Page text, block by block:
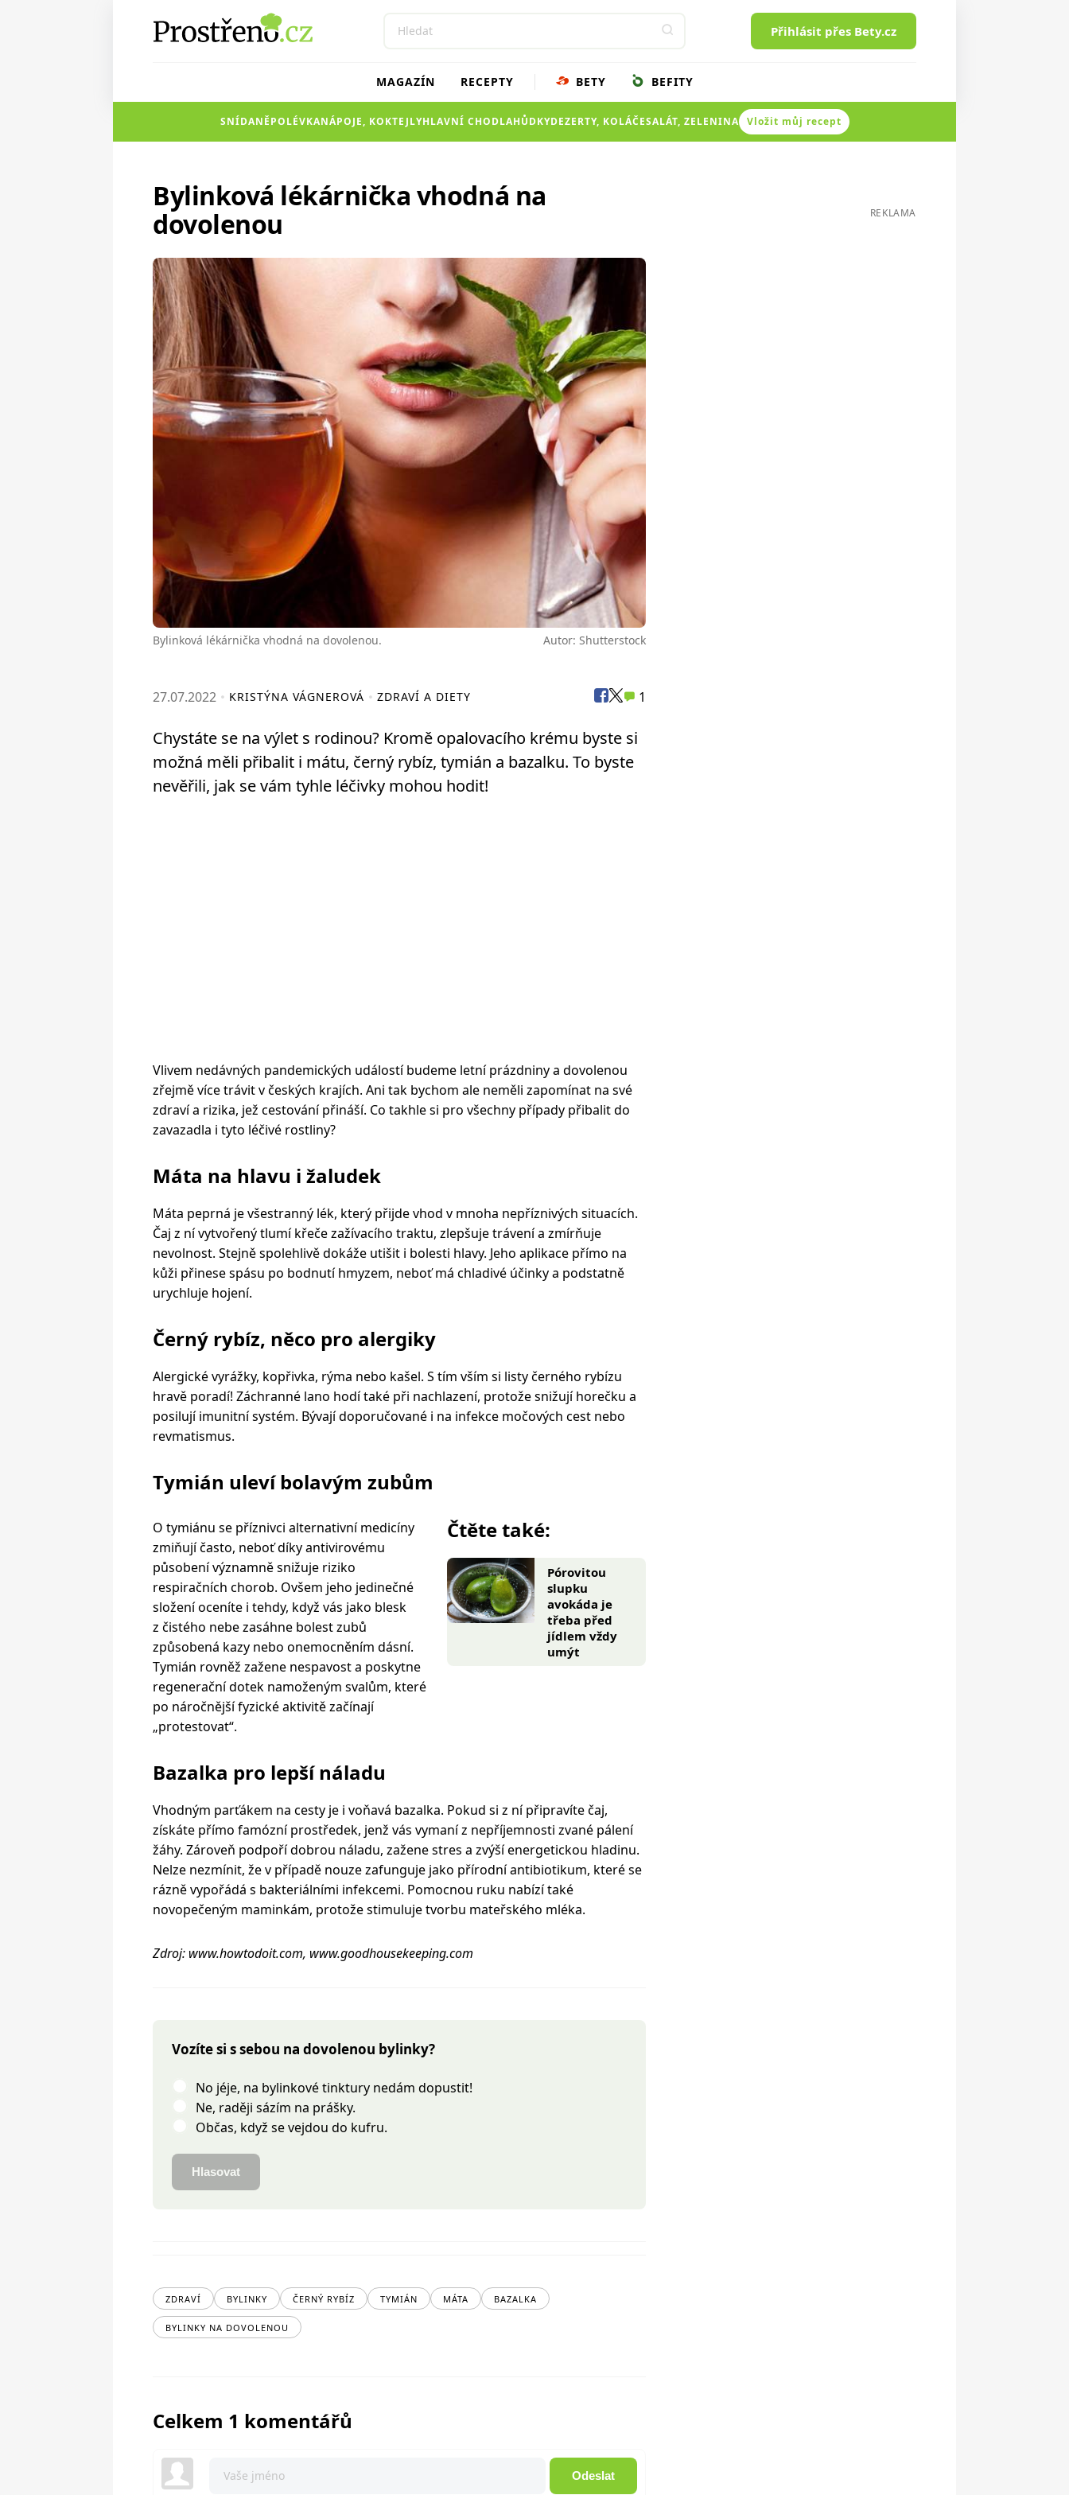
Přihlásit přes Bety.cz
MAGAZÍN RECEPTY BETY BEFITY
SNÍDANĚPOLÉVKANÁPOJE, KOKTEJLYHLAVNÍ CHODLAHŮDKYDEZERTY, KOLÁČESALÁT, ZELENINA Vložit můj recept
Bylinková lékárnička vhodná na
dovolenou
Bylinková lékárnička vhodná na dovolenou. Autor: Shutterstock
27.07.2022 KRISTÝNA VÁGNEROVÁ ZDRAVÍ A DIETY 1
Chystáte se na výlet s rodinou? Kromě opalovacího krému byste si
možná měli přibalit i mátu, černý rybíz, tymián a bazalku. To byste
nevěřili, jak se vám tyhle léčivky mohou hodit!
Vlivem nedávných pandemických událostí budeme letní prázdniny a dovolenou
zřejmě více trávit v českých krajích. Ani tak bychom ale neměli zapomínat na své
zdraví a rizika, jež cestování přináší. Co takhle si pro všechny případy přibalit do
zavazadla i tyto léčivé rostliny?
Máta na hlavu i žaludek
Máta peprná je všestranný lék, který přijde vhod v mnoha nepříznivých situacích.
Čaj z ní vytvořený tlumí křeče zažívacího traktu, zlepšuje trávení a zmírňuje
nevolnost. Stejně spolehlivě dokáže utišit i bolesti hlavy. Jeho aplikace přímo na
kůži přinese spásu po bodnutí hmyzem, neboť má chladivé účinky a podstatně
urychluje hojení.
Černý rybíz, něco pro alergiky
Alergické vyrážky, kopřivka, rýma nebo kašel. S tím vším si listy černého rybízu
hravě poradí! Záchranné lano hodí také při nachlazení, protože snižují horečku a
posilují imunitní systém. Bývají doporučované i na infekce močových cest nebo
revmatismus.
Tymián uleví bolavým zubům
Čtěte také:
Pórovitou
slupku
avokáda je
třeba před
jídlem vždy
umýt
O tymiánu se příznivci alternativní medicíny
zmiňují často, neboť díky antivirovému
působení významně snižuje riziko
respiračních chorob. Ovšem jeho jedinečné
složení oceníte i tehdy, když vás jako blesk
z čistého nebe zasáhne bolest zubů
způsobená kazy nebo onemocněním dásní.
Tymián rovněž zažene nespavost a poskytne
regenerační dotek namoženým svalům, které
po náročnější fyzické aktivitě začínají
„protestovat“.
Bazalka pro lepší náladu
Vhodným parťákem na cesty je i voňavá bazalka. Pokud si z ní připravíte čaj,
získáte přímo famózní prostředek, jenž vás vymaní z nepříjemnosti zvané pálení
žáhy. Zároveň podpoří dobrou náladu, zažene stres a zvýší energetickou hladinu.
Nelze nezmínit, že v případě nouze zafunguje jako přírodní antibiotikum, které se
rázně vypořádá s bakteriálními infekcemi. Pomocnou ruku nabízí také
novopečeným maminkám, protože stimuluje tvorbu mateřského mléka.
Zdroj: www.howtodoit.com, www.goodhousekeeping.com
Vozíte si s sebou na dovolenou bylinky?
No jéje, na bylinkové tinktury nedám dopustit!
Ne, raději sázím na prášky.
Občas, když se vejdou do kufru.
Hlasovat
ZDRAVÍ BYLINKY ČERNÝ RYBÍZ TYMIÁN MÁTA BAZALKA
BYLINKY NA DOVOLENOU
Celkem 1 komentářů
Odeslat
REKLAMA